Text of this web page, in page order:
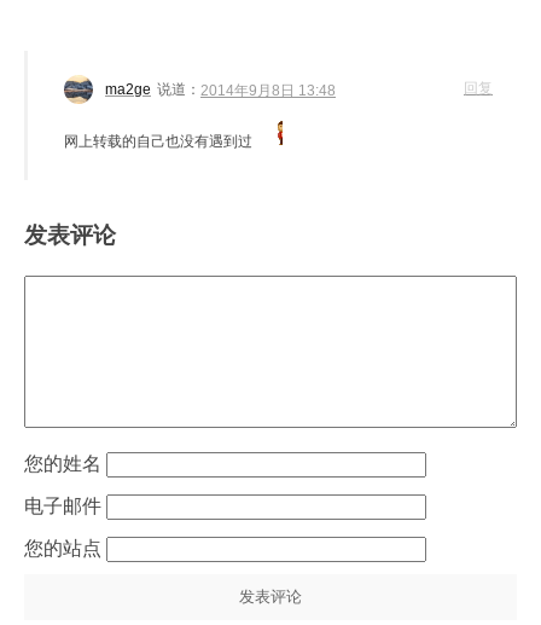
ma2ge 说道： 2014年9月8日 13:48
网上转载的自己也没有遇到过
回复
发表评论
姓名
电子邮件
站点